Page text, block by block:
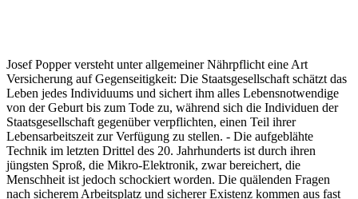
Josef Popper versteht unter allgemeiner Nährpflicht eine Art
Versicherung auf Gegenseitigkeit: Die Staatsgesellschaft schätzt das
Leben jedes Individuums und sichert ihm alles Lebensnotwendige
von der Geburt bis zum Tode zu, während sich die Individuen der
Staatsgesellschaft gegenüber verpflichten, einen Teil ihrer
Lebensarbeitszeit zur Verfügung zu stellen. - Die aufgeblähte
Technik im letzten Drittel des 20. Jahrhunderts ist durch ihren
jüngsten Sproß, die Mikro-Elektronik, zwar bereichert, die
Menschheit ist jedoch schockiert worden. Die quälenden Fragen
nach sicherem Arbeitsplatz und sicherer Existenz kommen aus fast